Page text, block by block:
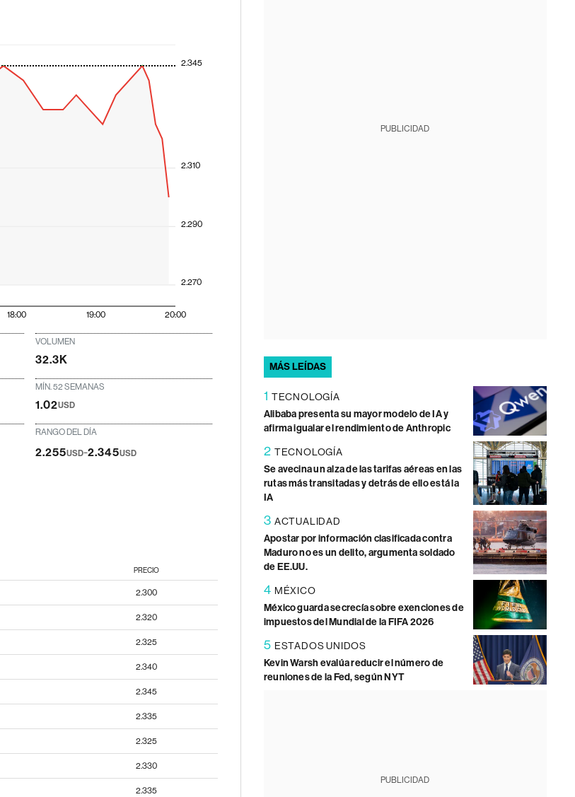
18:00 19:00 20:00
2.270
2.290
2.310
2.345
VOLUMEN
32.3K
MÍN. 52 SEMANAS
1.02USD
RANGO DEL DÍA
2.255USD-2.345USD
PRECIO
2.300
2.320
2.325
2.340
2.345
2.335
2.325
2.330
2.335
PUBLICIDAD
MÁS LEÍDAS
1 TECNOLOGÍA
Alibaba presenta su mayor modelo de IA y
afirma igualar el rendimiento de Anthropic
2 TECNOLOGÍA
Se avecina un alza de las tarifas aéreas en las
rutas más transitadas y detrás de ello está la
IA
3 ACTUALIDAD
Apostar por información clasificada contra
Maduro no es un delito, argumenta soldado
de EE.UU.
4 MÉXICO
México guarda secrecía sobre exenciones de
impuestos del Mundial de la FIFA 2026
5 ESTADOS UNIDOS
Kevin Warsh evalúa reducir el número de
reuniones de la Fed, según NYT
PUBLICIDAD